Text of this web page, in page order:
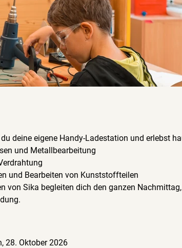
deine eigene Handy-Ladestation und erlebst
und Metallbearbeitung
und Bearbeiten von Kunststoffteilen
von Sika begleiten dich den ganzen
28. Oktober 2026